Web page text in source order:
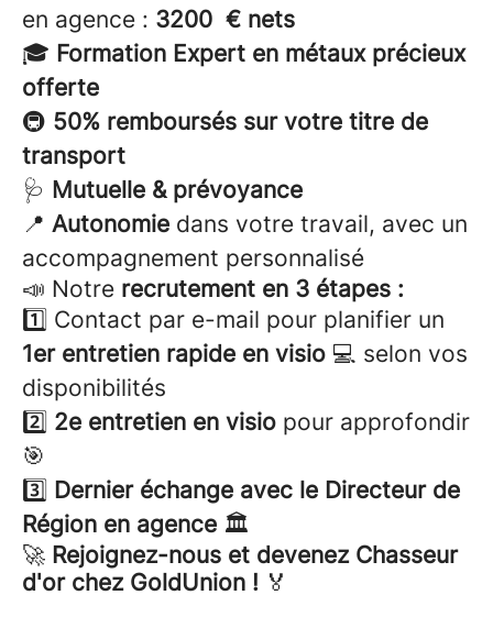
en agence : 3200 € nets
🎓 Formation Expert en métaux précieux
offerte
🚇 50% remboursés sur votre titre de
transport
🩺 Mutuelle & prévoyance
📍 Autonomie dans votre travail, avec un
accompagnement personnalisé
📣 Notre recrutement en 3 étapes :
1️⃣ Contact par e-mail pour planifier un
1er entretien rapide en visio 💻 selon vos
disponibilités
2️⃣ 2e entretien en visio pour approfondir
🎯
3️⃣ Dernier échange avec le Directeur de
Région en agence 🏛️
🚀 Rejoignez-nous et devenez Chasseur
d'or chez GoldUnion ! 🏅